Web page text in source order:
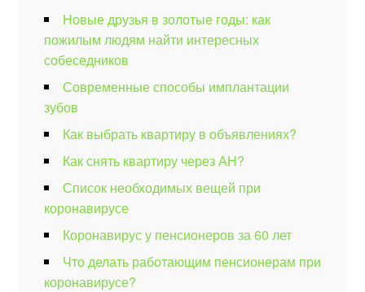
Новые друзья в золотые годы: как
пожилым людям найти интересных
собеседников
Современные способы имплантации
зубов
Как выбрать квартиру в объявлениях?
Как снять квартиру через АН?
Список необходимых вещей при
коронавирусе
Коронавирус у пенсионеров за 60 лет
Что делать работающим пенсионерам при
коронавирусе?